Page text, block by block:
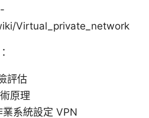
Virtual_private_network
評估
原理
系統設定 VPN